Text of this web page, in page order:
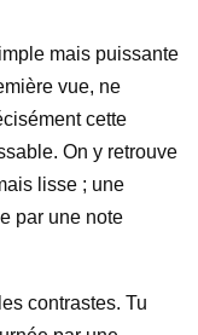
mais puissante
vue, ne
cette
On y retrouve
lisse ; une
par une note
contrastes. Tu